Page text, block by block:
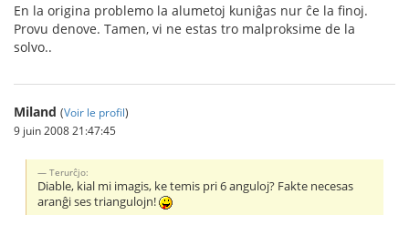
En la origina problemo la alumetoj kuniĝas nur ĉe la finoj.
Provu denove. Tamen, vi ne estas tro malproksime de la
solvo..
Miland (Voir le profil)
9 juin 2008 21:47:45
Terurĉjo:
Diable, kial mi imagis, ke temis pri 6 anguloj? Fakte necesas
aranĝi ses triangulojn!